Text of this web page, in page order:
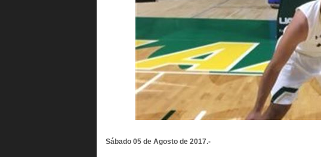
Sábado 05 de Agosto de 2017.-